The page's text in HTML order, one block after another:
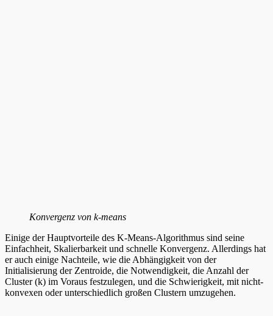
Konvergenz von k-means
Einige der Hauptvorteile des K-Means-Algorithmus sind seine
Einfachheit, Skalierbarkeit und schnelle Konvergenz. Allerdings hat
er auch einige Nachteile, wie die Abhängigkeit von der
Initialisierung der Zentroide, die Notwendigkeit, die Anzahl der
Cluster (k) im Voraus festzulegen, und die Schwierigkeit, mit nicht-
konvexen oder unterschiedlich großen Clustern umzugehen.